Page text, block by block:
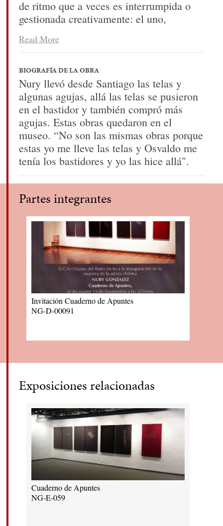
de ritmo que a veces es interrumpida o
gestionada creativamente: el uno,
tramas atraviesan en bandas, organizando
los hilos y revelando formas
Read More
BIOGRAFÍA DE LA OBRA
Nury llevó desde Santiago las telas y
algunas agujas, allá las telas se pusieron
en el bastidor y también compró más
agujas. Estas obras quedaron en el
museo. “No son las mismas obras porque
estas yo me lleve las telas y Osvaldo me
tenía los bastidores y yo las hice allá".
Partes integrantes
Invitación Cuaderno de Apuntes
NG-D-00091
Exposiciones relacionadas
Cuaderno de Apuntes
NG-E-059